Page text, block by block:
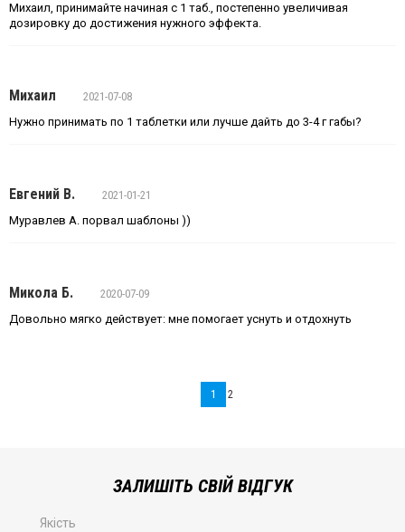
Михаил, принимайте начиная с 1 таб., постепенно увеличивая
дозировку до достижения нужного эффекта.
Михаил
2021-07-08
Нужно принимать по 1 таблетки или лучше дайть до 3-4 г габы?
Евгений В.
2021-01-21
Муравлев А. порвал шаблоны ))
Микола Б.
2020-07-09
Довольно мягко действует: мне помогает уснуть и отдохнуть
1 2
ЗАЛИШІТЬ СВІЙ ВІДГУК
Якість